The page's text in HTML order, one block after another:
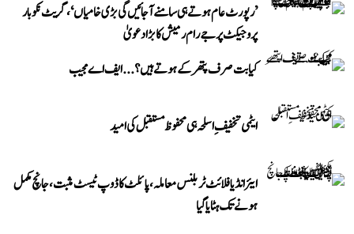
’رپورٹ عام ہوتے ہی سامنے آ جائیں گی بڑی خامیاں‘، گریٹ نکوبار
پروجیکٹ پر جے رام رمیش کا بڑا دعویٰ
کیا بت صرف پتھر کے ہوتے ہیں؟...ایف اے مجیب
ایٹمی تخفیفِ اسلحہ ہی محفوظ مستقبل کی امید
ایئر انڈیا فلائٹ ٹربلنس معاملہ، پائلٹ کا ڈوپ ٹیسٹ مثبت، جانچ مکمل
ہونے تک ہٹایا گیا